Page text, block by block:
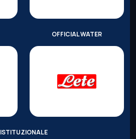
OFFICIAL WATER
ISTITUZIONALE